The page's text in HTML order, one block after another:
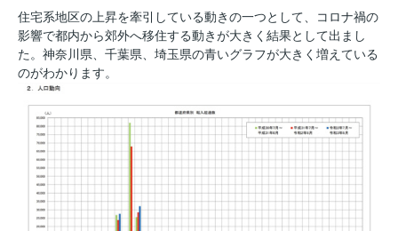
住宅系地区の上昇を牽引している動きの一つとして、コロナ禍の
影響で都内から郊外へ移住する動きが大きく結果として出まし
た。 神奈川県、千葉県、埼玉県の青いグラフが大きく増えている
のがわかります。